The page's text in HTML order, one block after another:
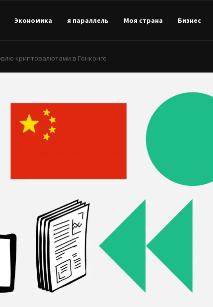
Экономика я параллель Моя страна Бизнес
криптовалютами в Гонконге